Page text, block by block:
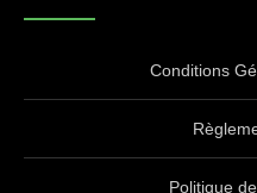
Conditions
Politique